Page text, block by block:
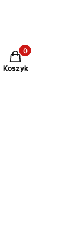
Produkty w
Koszyk